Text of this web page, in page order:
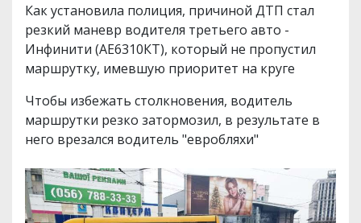
Как установила полиция, причиной ДТП стал
резкий маневр водителя третьего авто -
Инфинити (АЕ6310КТ), который не пропустил
маршрутку, имевшую приоритет на круге
Чтобы избежать столкновения, водитель
маршрутки резко затормозил, в результате в
него врезался водитель "евробляхи"